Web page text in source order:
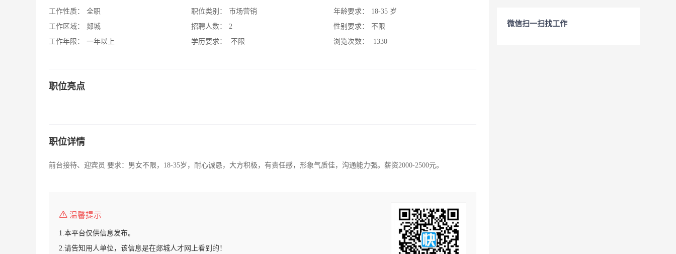
工作性质：
全职
工作区域：
郯城
工作年限：
一年以上
职位类别：
市场营销
招聘人数：
2
学历要求：
不限
年龄要求：
18-35 岁
性别要求：
不限
浏览次数：
1330
职位亮点
职位详情
前台接待、迎宾员 要求：男女不限，18-35岁，耐心诚恳，大方积极，有责任感，形象气质佳，沟通能力强。薪资2000-2500元。
温馨提示
1.本平台仅供信息发布。
2.请告知用人单位，该信息是在郯城人才网上看到的！
微信扫一扫找工作